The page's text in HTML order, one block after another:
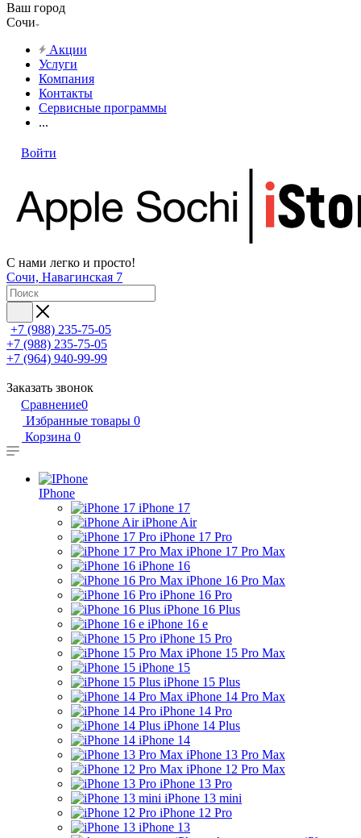
Ваш город
Сочи
Акции
Услуги
Компания
Контакты
Сервисные программы
...
Войти
С нами легко и просто!
Сочи, Навагинская 7
+7 (988) 235-75-05
+7 (988) 235-75-05
+7 (964) 940-99-99
Заказать звонок
Сравнение0
Избранные товары 0
Корзина 0
IPhone
iPhone 17
iPhone Air
iPhone 17 Pro
iPhone 17 Pro Max
iPhone 16
iPhone 16 Pro Max
iPhone 16 Pro
iPhone 16 Plus
iPhone 16 e
iPhone 15 Pro
iPhone 15 Pro Max
iPhone 15
iPhone 15 Plus
iPhone 14 Pro Max
iPhone 14 Pro
iPhone 14 Plus
iPhone 14
iPhone 13 Pro Max
iPhone 12 Pro Max
iPhone 13 Pro
iPhone 13 mini
iPhone 12 Pro
iPhone 13